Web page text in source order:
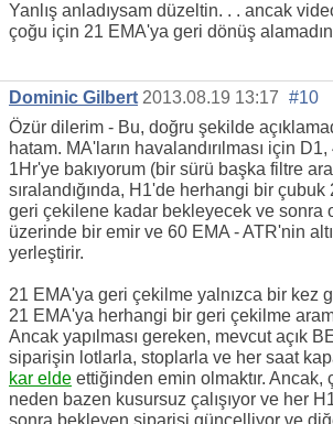
Yanlış anladıysam düzeltin. . . ancak
çoğu için 21 EMA'ya geri dönüş
Dominic Gilbert 2013.08.19 13:17 #10
Özür dilerim - Bu, doğru şekilde
hatam. MA'ların havalandırılması için
1Hr'ye bakıyorum (bir sürü başka filtre
sıralandığında, H1'de herhangi bir
geri çekilene kadar bekleyecek ve sonra
üzerinde bir emir ve 60 EMA - ATR'nin
yerleştirir.
21 EMA'ya geri çekilme yalnızca bir kez
21 EMA'ya herhangi bir geri çekilme
Ancak yapılması gereken, mevcut açık
siparişin lotlarla, stoplarla ve her saat
kar elde ettiğinden emin olmaktır. Ancak,
neden bazen kusursuz çalışıyor ve her
sonra bekleyen siparişi güncelliyor ve